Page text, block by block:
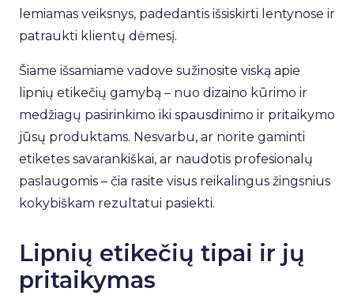
lemiamas veiksnys, padedantis išsiskirti lentynose ir
patraukti klientų dėmesį.
Šiame išsamiame vadove sužinosite viską apie
lipnių etikečių gamybą – nuo dizaino kūrimo ir
medžiagų pasirinkimo iki spausdinimo ir pritaikymo
jūsų produktams. Nesvarbu, ar norite gaminti
etiketes savarankiškai, ar naudotis profesionalų
paslaugomis – čia rasite visus reikalingus žingsnius
kokybiškam rezultatui pasiekti.
Lipnių etikečių tipai ir jų
pritaikymas